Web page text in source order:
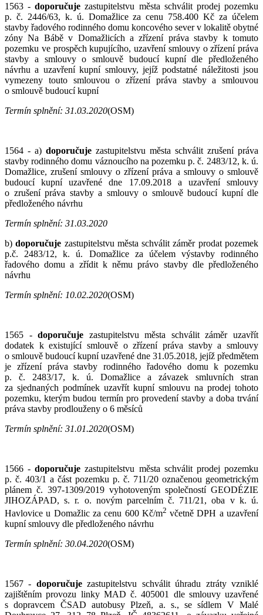
1563 -doporučuje zastupitelstvu města schválit prodej pozemku
p. č. 2446/63, k. ú. Domažlice za cenu 758.400 Kč za účelem
stavby řadového rodinného domu koncového sever v lokalitě obytné
zóny Na Bábě v Domažlicích a zřízení práva stavby k tomuto
pozemku ve prospěch kupujícího, uzavření smlouvy o zřízení práva
stavby a smlouvy o smlouvě budoucí kupní dle předloženého
návrhu a uzavření kupní smlouvy, jejíž podstatné náležitosti jsou
vymezeny touto smlouvou o zřízení práva stavby a smlouvou
o smlouvě budoucí kupní
Termín splnění: 31.03.2020(OSM)
1564 - a) doporučuje zastupitelstvu města schválit zrušení práva
stavby rodinného domu váznoucího na pozemku p. č. 2483/12, k. ú.
Domažlice, zrušení smlouvy o zřízení práva a smlouvy o smlouvě
budoucí kupní uzavřené dne 17.09.2018 a uzavření smlouvy
o zrušení práva stavby a smlouvy o smlouvě budoucí kupní dle
předloženého návrhu
Termín splnění: 31.03.2020
b)doporučuje zastupitelstvu města schválit záměr prodat pozemek
p.č. 2483/12, k. ú. Domažlice za účelem výstavby rodinného
řadového domu a zřídit k němu právo stavby dle předloženého
návrhu
Termín splnění: 10.02.2020(OSM)
1565 -doporučuje zastupitelstvu města schválit záměr uzavřít
dodatek k existující smlouvě o zřízení práva stavby a smlouvy
o smlouvě budoucí kupní uzavřené dne 31.05.2018, jejíž předmětem
je zřízení práva stavby rodinného řadového domu k pozemku
p. č. 2483/17, k. ú. Domažlice a závazek smluvních stran
za sjednaných podmínek uzavřít kupní smlouvu na prodej tohoto
pozemku, kterým budou termín pro provedení stavby a doba trvání
práva stavby prodlouženy o 6 měsíců
Termín splnění: 31.01.2020(OSM)
1566 -doporučuje zastupitelstvu města schválit prodej pozemku
p. č. 403/1 a část pozemku p. č. 711/20 označenou geometrickým
plánem č. 397-1309/2019 vyhotoveným společností GEODÉZIE
JIHOZÁPAD, s. r. o. novým parcelním č. 711/21, oba v k. ú.
Havlovice u Domažlic za cenu 600 Kč/m2 včetně DPH a uzavření
kupní smlouvy dle předloženého návrhu
Termín splnění: 30.04.2020(OSM)
1567 - doporučujezastupitelstvu schválit úhradu ztráty vzniklé
zajištěním provozu linky MAD č. 405001 dle smlouvy uzavřené
s dopravcem ČSAD autobusy Plzeň, a. s., se sídlem V Malé